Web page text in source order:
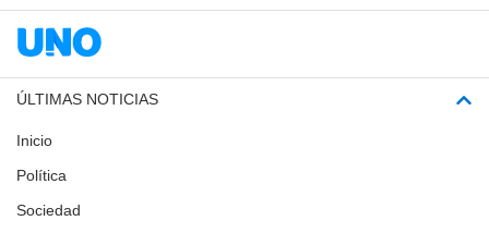
ÚLTIMAS NOTICIAS
Inicio
Política
Sociedad